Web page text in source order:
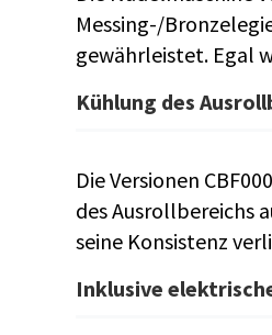
Messing-/
gewährleistet. Egal
Kühlung des
Die Versionen
des Ausrollbereichs
seine Konsistenz
Inklusive